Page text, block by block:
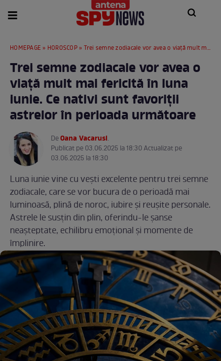
HOMEPAGE » HOROSCOP » Trei semne zodiacale vor avea o viață mult mai fericită în luna iunie. Ce nativi sunt favoriții astrelor în perioada următoare
Trei semne zodiacale vor avea o
viață mult mai fericită în luna
iunie. Ce nativi sunt favoriții
astrelor în perioada următoare
DeOana Vacarusi.
Publicat pe 03.06.2025 la 18:30 Actualizat pe
03.06.2025 la 18:30
Luna iunie vine cu vești excelente pentru trei semne
zodiacale, care se vor bucura de o perioadă mai
luminoasă, plină de noroc, iubire și reușite personale.
Astrele le susțin din plin, oferindu-le șanse
neașteptate, echilibru emoțional și momente de
împlinire.